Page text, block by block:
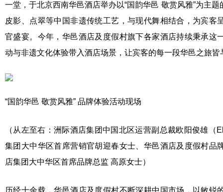
一堂，于北京西南华邑酒店举办以“国韵华邑 敬赏风雅”为主
皮影、点翠等中国非遗传统工艺，与现代舞相结合，为宾客
官盛宴。今年，华邑酒店及度假村旗下各家酒店持续秉承这
动与非遗文化体验带入酒店场景，让宾客的每一段华邑之旅皆
“国韵华邑 敬赏风雅” 品牌体验活动现场
（从左至右：洲际酒店集团中国北区运营副总裁欧阳俊雄（
集团大中华区首席营销官胡迎春女士、华邑酒店及度假村品
店集团大中华区首席品牌总监 高原女士）
历经十余载，华邑酒店及度假村不断深耕中国市场，以敏锐